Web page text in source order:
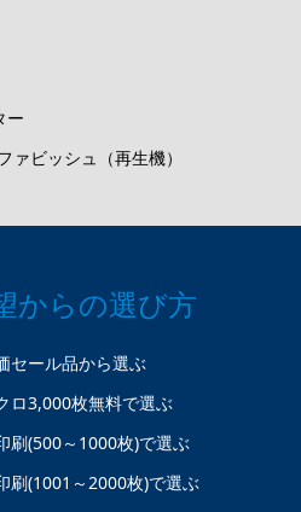
ー
ァビッシュ（再生機）
からの選び方
セール品から選ぶ
ロ3,000枚無料で選ぶ
刷(500～1000枚)で選ぶ
刷(1001～2000枚)で選ぶ